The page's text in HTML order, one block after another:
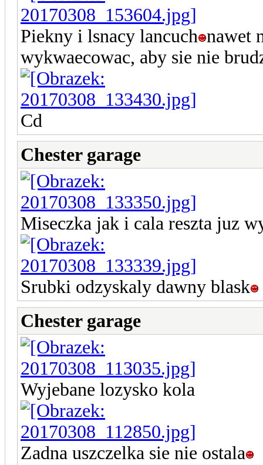
Piekny i lsnacy lancuch nawet
wykwaecowac, aby sie nie
Cd
Chester garage
Miseczka jak i cala reszta juz
Srubki odzyskaly dawny blask
Chester garage
Wyjebane lozysko kola
Zadna uszczelka sie nie ostala